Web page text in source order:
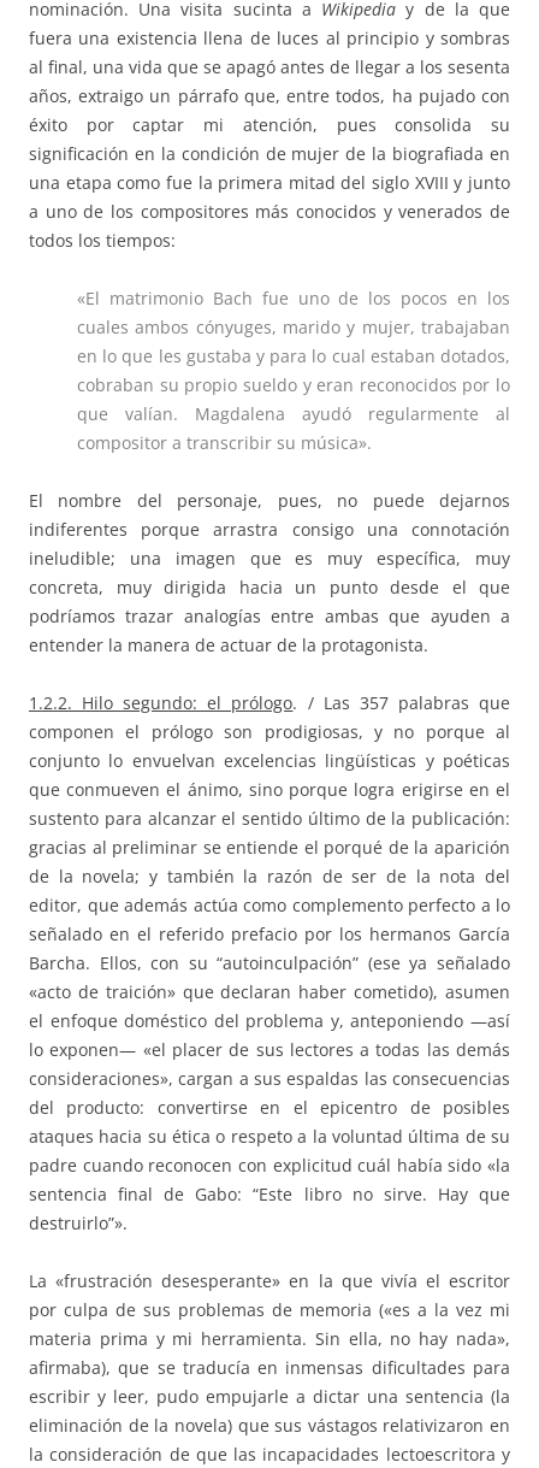
nominación. Una visita sucinta a Wikipediay de la que
fuera una existencia llena de luces al principio y sombras
al final, una vida que se apagó antes de llegar a los sesenta
años, extraigo un párrafo que, entre todos, ha pujado con
éxito por captar mi atención, pues consolida su
significación en la condición de mujer de la biografiada en
una etapa como fue la primera mitad del siglo XVIII y junto
a uno de los compositores más conocidos y venerados de
todos los tiempos:
«El matrimonio Bach fue uno de los pocos en los
cuales ambos cónyuges, marido y mujer, trabajaban
en lo que les gustaba y para lo cual estaban dotados,
cobraban su propio sueldo y eran reconocidos por lo
que valían. Magdalena ayudó regularmente al
compositor a transcribir su música».
El nombre del personaje, pues, no puede dejarnos
indiferentes porque arrastra consigo una connotación
ineludible; una imagen que es muy específica, muy
concreta, muy dirigida hacia un punto desde el que
podríamos trazar analogías entre ambas que ayuden a
entender la manera de actuar de la protagonista.
1.2.2. Hilo segundo: el prólogo. / Las 357 palabras que
componen el prólogo son prodigiosas, y no porque al
conjunto lo envuelvan excelencias lingüísticas y poéticas
que conmueven el ánimo, sino porque logra erigirse en el
sustento para alcanzar el sentido último de la publicación:
gracias al preliminar se entiende el porqué de la aparición
de la novela; y también la razón de ser de la nota del
editor, que además actúa como complemento perfecto a lo
señalado en el referido prefacio por los hermanos García
Barcha. Ellos, con su “autoinculpación” (ese ya señalado
«acto de traición» que declaran haber cometido), asumen
el enfoque doméstico del problema y, anteponiendo —así
lo exponen— «el placer de sus lectores a todas las demás
consideraciones», cargan a sus espaldas las consecuencias
del producto: convertirse en el epicentro de posibles
ataques hacia su ética o respeto a la voluntad última de su
padre cuando reconocen con explicitud cuál había sido «la
sentencia final de Gabo: “Este libro no sirve. Hay que
destruirlo”».
La «frustración desesperante» en la que vivía el escritor
por culpa de sus problemas de memoria («es a la vez mi
materia prima y mi herramienta. Sin ella, no hay nada»,
afirmaba), que se traducía en inmensas dificultades para
escribir y leer, pudo empujarle a dictar una sentencia (la
eliminación de la novela) que sus vástagos relativizaron en
la consideración de que las incapacidades lectoescritora y